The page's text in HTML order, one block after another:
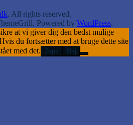
. All rights reserved.
Powered by WordPress.
at vi giver dig den bedst mulige
du fortsætter med at bruge dette site
med det. Jeps Nej